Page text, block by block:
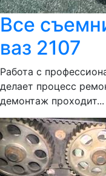
Все
ваз 2107
Работа с
делает процесс
демонтаж проходит...